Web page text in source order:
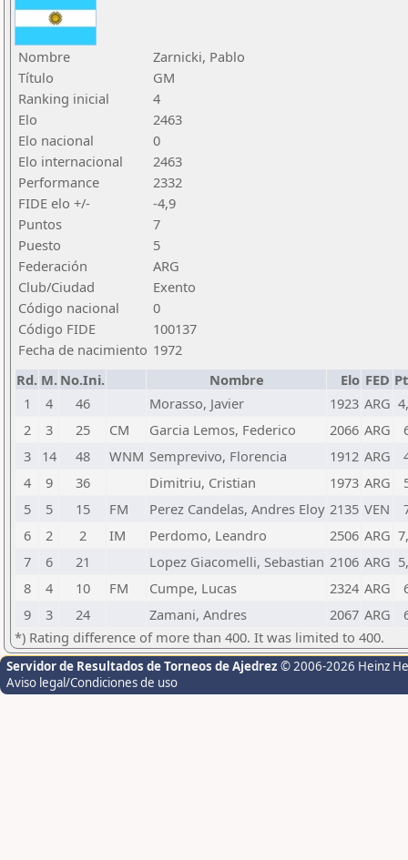
Nombre
Zarnicki, Pablo
Título
GM
Ranking inicial
4
Elo
2463
Elo nacional
0
Elo internacional
2463
Performance
2332
FIDE elo +/-
-4,9
Puntos
7
Puesto
5
Federación
ARG
Club/Ciudad
Exento
Código nacional
0
Código FIDE
100137
Fecha de nacimiento 1972
Rd. M. No.Ini. Nombre Elo FED
1
4 46 Morasso, Javier 1923 ARG
2
3 25 CM Garcia Lemos, Federico 2066 ARG
3
14 48 WNM Semprevivo, Florencia 1912 ARG
4
9 36 Dimitriu, Cristian 1973 ARG
5
5 15 FM Perez Candelas, Andres Eloy 2135 VEN
6
2 2 IM Perdomo, Leandro 2506 ARG
7
6 21 Lopez Giacomelli, Sebastian 2106 ARG
8
4 10 FM Cumpe, Lucas 2324 ARG
9
3 24 Zamani, Andres 2067 ARG
*) Rating difference of more than 400. It was limited to 400.
Servidor de Resultados de Torneos de Ajedrez © 2006-2026 Heinz
Aviso legal/Condiciones de uso